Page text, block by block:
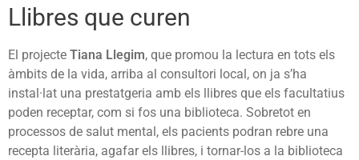
Llibres que curen
El projecte Tiana Llegim, que promou la lectura en tots els
àmbits de la vida, arriba al consultori local, on ja s’ha
instal·lat una prestatgeria amb els llibres que els facultatius
poden receptar, com si fos una biblioteca. Sobretot en
processos de salut mental, els pacients podran rebre una
recepta literària, agafar els llibres, i tornar-los a la biblioteca